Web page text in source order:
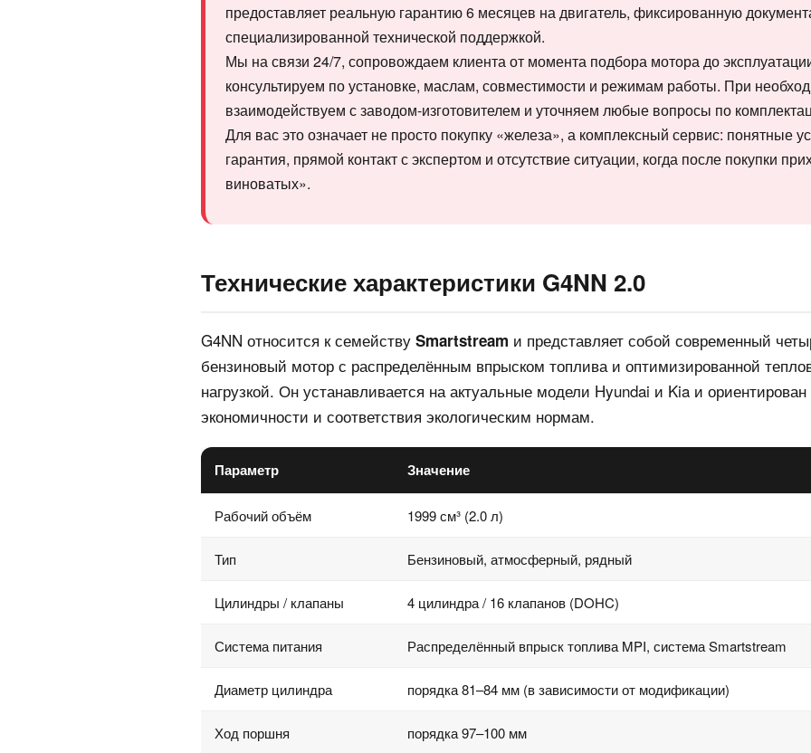
предоставляет реальную гарантию 6 месяцев на двигатель, фиксированную
специализированной технической поддержкой.
Мы на связи 24/7, сопровождаем клиента от момента подбора мотора до
консультируем по установке, маслам, совместимости и режимам работы. При
взаимодействуем с заводом-изготовителем и уточняем любые вопросы по
Для вас это означает не просто покупку «железа», а комплексный сервис: понятные
гарантия, прямой контакт с экспертом и отсутствие ситуации, когда после покупки
виноватых».
Технические характеристики G4NN 2.0
G4NN относится к семейству Smartstream и представляет собой современный
бензиновый мотор с распределённым впрыском топлива и оптимизированной
нагрузкой. Он устанавливается на актуальные модели Hyundai и Kia и
экономичности и соответствия экологическим нормам.
Параметр Значение
Рабочий объём 1999 см³ (2.0 л)
Тип Бензиновый, атмосферный, рядный
Цилиндры / клапаны 4 цилиндра / 16 клапанов (DOHC)
Система питания Распределённый впрыск топлива MPI, система Smartstream
Диаметр цилиндра порядка 81–84 мм (в зависимости от модификации)
Ход поршня порядка 97–100 мм